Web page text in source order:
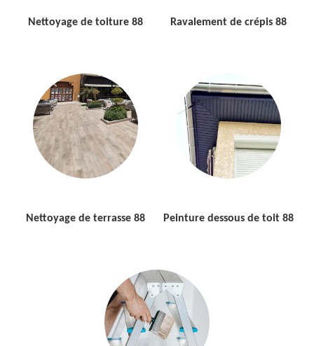
Nettoyage de toiture 88 Ravalement de crépis 88
Nettoyage de terrasse 88 Peinture dessous de toit 88